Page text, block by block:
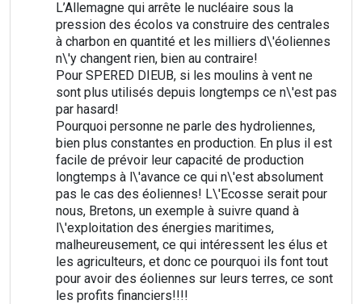
L’Allemagne qui arrête le nucléaire sous la
pression des écolos va construire des centrales
à charbon en quantité et les milliers d\'éoliennes
n\'y changent rien, bien au contraire!
Pour SPERED DIEUB, si les moulins à vent ne
sont plus utilisés depuis longtemps ce n\'est pas
par hasard!
Pourquoi personne ne parle des hydroliennes,
bien plus constantes en production. En plus il est
facile de prévoir leur capacité de production
longtemps à l\'avance ce qui n\'est absolument
pas le cas des éoliennes! L\'Ecosse serait pour
nous, Bretons, un exemple à suivre quand à
l\'exploitation des énergies maritimes,
malheureusement, ce qui intéressent les élus et
les agriculteurs, et donc ce pourquoi ils font tout
pour avoir des éoliennes sur leurs terres, ce sont
les profits financiers!!!!